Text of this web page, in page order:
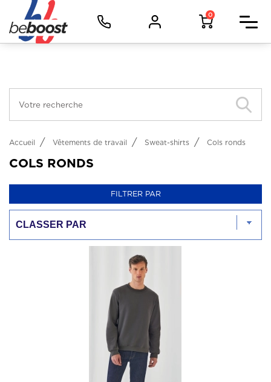
Facebook (Customer Chat) est désactivé. Autoriser
0
Vêtements d'image
Vêtements de travail
Objets
Métiers
Accueil Vêtements de travail Sweat-shirts Cols ronds
COLS RONDS
FILTRER PAR
Panneau de gestion des cookies